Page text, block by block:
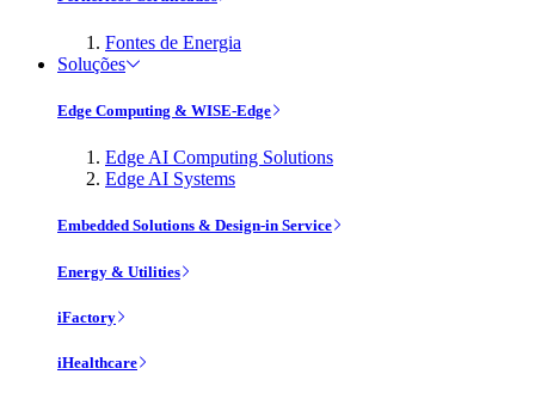
Fontes de Energia
Soluções
Edge Computing & WISE-Edge
Edge AI Computing Solutions
Edge AI Systems
Embedded Solutions & Design-in Service
Energy & Utilities
iFactory
iHealthcare